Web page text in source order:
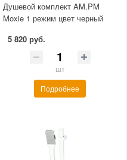
Душевой комплект AM.PM
Moxie 1 режим цвет черный
5 820 руб.
шт
Подробнее